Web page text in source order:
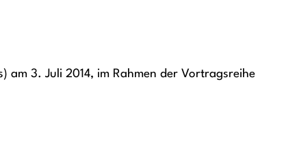
am 3. Juli 2014, im Rahmen der Vortragsreihe